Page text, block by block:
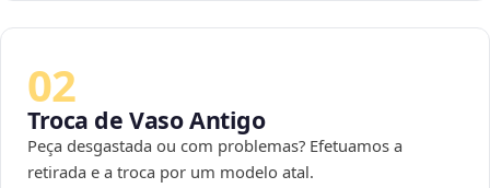
02
Troca de Vaso Antigo
Peça desgastada ou com problemas? Efetuamos a
retirada e a troca por um modelo atal.